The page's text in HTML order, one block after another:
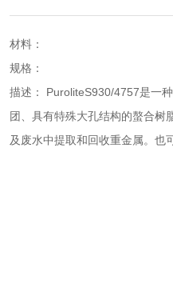
材料：
规格：
描述： PuroliteS930/4757是一
团、具有特殊大孔结构的螯合树
及废水中提取和回收重金属。也